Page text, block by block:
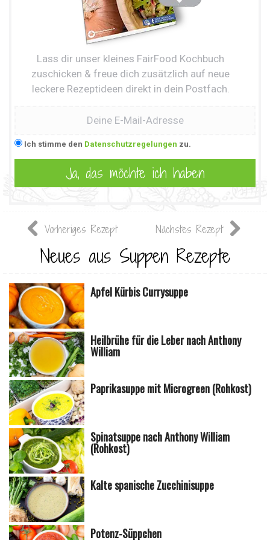
Lass dir unser kleines FairFood Kochbuch
zuschicken & freue dich zusätzlich auf neue
leckere Rezeptideen direkt in dein Postfach.
Ich stimme den Datenschutzregelungen zu.
Vorheriges Rezept Nächstes Rezept
Neues aus Suppen Rezepte
Apfel Kürbis Currysuppe
Heilbrühe für die Leber nach Anthony
William
Paprikasuppe mit Microgreen (Rohkost)
Spinatsuppe nach Anthony William
(Rohkost)
Kalte spanische Zucchinisuppe
Potenz-Süppchen